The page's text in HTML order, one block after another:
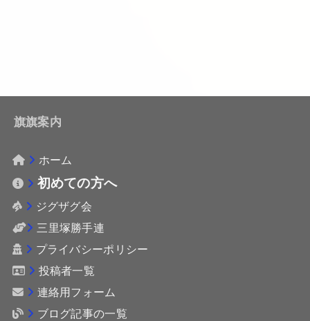
旗旗案内
ホーム
初めての方へ
ジグザグ会
三里塚勝手連
プライバシーポリシー
投稿者一覧
連絡用フォーム
ブログ記事の一覧